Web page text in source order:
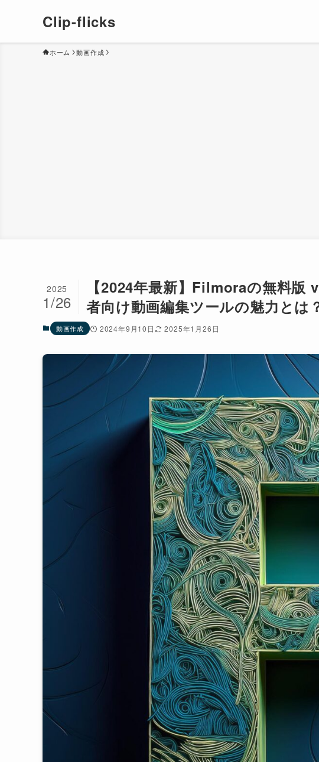
Clip-flicks
ホーム 動画作成
【2024年最新】Filmoraの無料版
者向け動画編集ツールの魅力とは
2025
1/26
動画作成 2024年9月10日 2025年1月26日